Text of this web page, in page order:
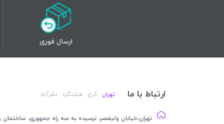
ارسال فوری
ارتباط با ما تهران کرج هشتگرد نظرآباد
تهران،خیابان ولیعصر، نرسیده به سه راه جمهوری، ساختمان